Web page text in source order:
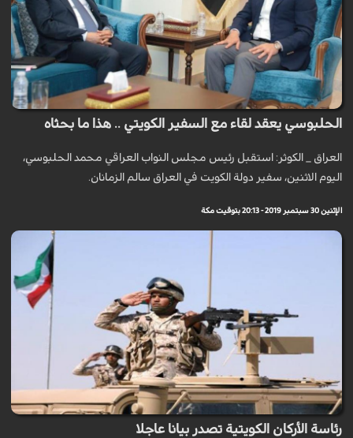
الحلبوسي يعقد لقاء مع السفير الكويتي .. هذا ما بحثاه
العراق _ الكوثر: استقبل رئيس مجلس النواب العراقي محمد الحلبوسي،
اليوم الاثنين، سفير دولة الكويت في العراق سالم الزمانان.
الإثنين 30 سبتمبر 2019 - 20:13 بتوقيت مكة
رئاسة الأركان الكويتية تصدر بيانا عاجلا